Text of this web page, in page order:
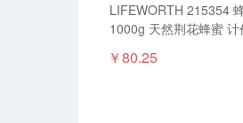
LIFEWORTH 215354 蜂蜜
1000g 天然荆花蜂蜜 计
￥80.25